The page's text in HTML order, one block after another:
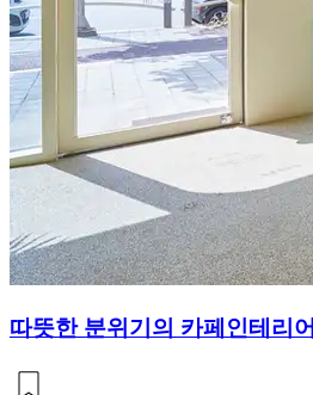
따뜻한 분위기의 카페인테리어